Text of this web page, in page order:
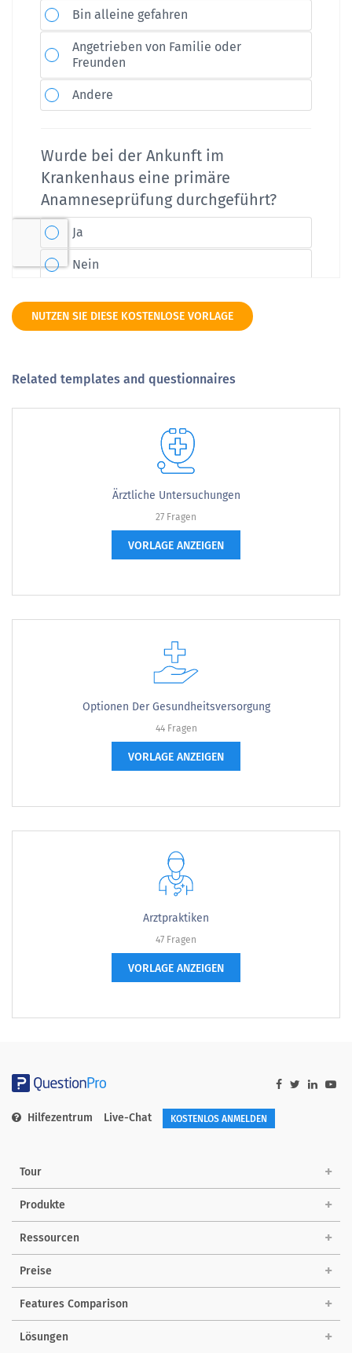
NUTZEN SIE DIESE KOSTENLOSE VORLAGE
Related templates and questionnaires
Ärztliche Untersuchungen
27 Fragen
VORLAGE ANZEIGEN
Optionen Der Gesundheitsversorgung
44 Fragen
VORLAGE ANZEIGEN
Arztpraktiken
47 Fragen
VORLAGE ANZEIGEN
Hilfezentrum Live-Chat KOSTENLOS ANMELDEN
Tour
Produkte
Ressourcen
Preise
Features Comparison
Lösungen